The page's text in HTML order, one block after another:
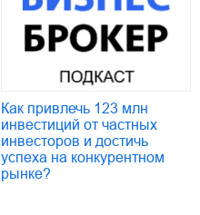
Как привлечь 123 млн
инвестиций от частных
инвесторов и достичь
успеха на конкурентном
рынке?